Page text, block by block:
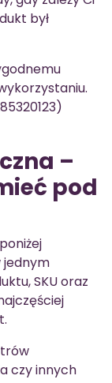
był
–
pod
jednym
SKU oraz
czy innych